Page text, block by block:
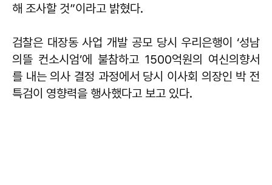
해 조사할 것”이라고 밝혔다.
검찰은 대장동 사업 개발 공모 당시 우리은행이 ‘성남
의뜰 컨소시엄’에 불참하고 1500억원의 여신의향서
를 내는 의사 결정 과정에서 당시 이사회 의장인 박 전
특검이 영향력을 행사했다고 보고 있다.